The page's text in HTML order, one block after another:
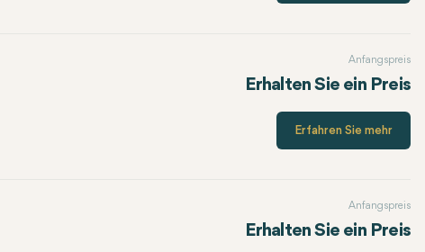
Anfangspreis
Erhalten Sie ein Preis
Erfahren Sie mehr
Anfangspreis
Erhalten Sie ein Preis